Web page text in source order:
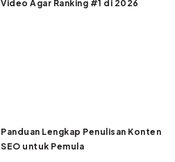
Video Agar Ranking #1 di 2026
Panduan Lengkap Penulisan Konten
SEO untuk Pemula